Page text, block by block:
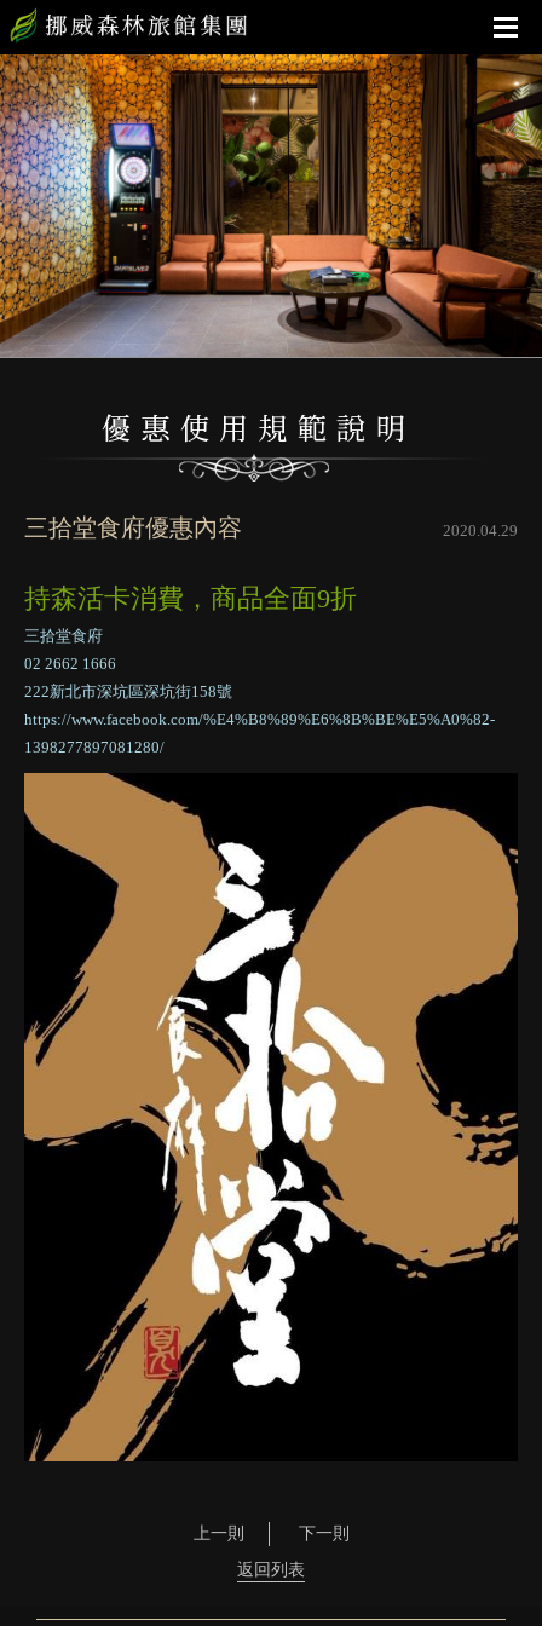
三拾堂食府優惠內容 2020.04.29
持森活卡消費，商品全面9折
三拾堂食府
02 2662 1666
222新北市深坑區深坑街158號
https://www.facebook.com/%E4%B8%89%E6%8B%BE%E5%A0%82-
1398277897081280/
上一則
下一則
返回列表